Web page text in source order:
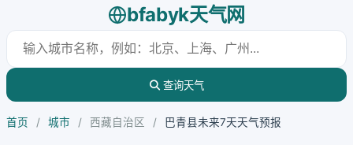
bfabyk天气网
查询天气
首页 / 城市 / 西藏自治区 / 巴青县未来7天天气预报